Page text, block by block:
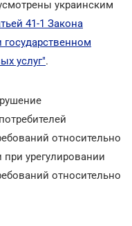
украинским
41-1 Закона
услуг".
относительно
урегулировании
относительно